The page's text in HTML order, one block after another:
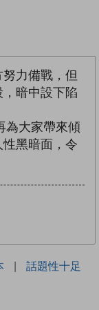
力備戰，但
暗中設下陷
為大家帶來傾
黑暗面，令
|
話題性十足